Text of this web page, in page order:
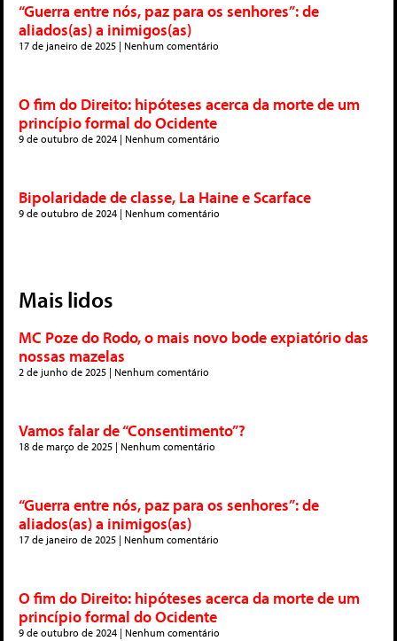
“Guerra entre nós, paz para os senhores”: de
aliados(as) a inimigos(as)
17 de janeiro de 2025 Nenhum comentário
O fim do Direito: hipóteses acerca da morte de um
princípio formal do Ocidente
9 de outubro de 2024 Nenhum comentário
Bipolaridade de classe, La Haine e Scarface
9 de outubro de 2024 Nenhum comentário
Mais lidos
MC Poze do Rodo, o mais novo bode expiatório das
nossas mazelas
2 de junho de 2025 Nenhum comentário
Vamos falar de “Consentimento”?
18 de março de 2025 Nenhum comentário
“Guerra entre nós, paz para os senhores”: de
aliados(as) a inimigos(as)
17 de janeiro de 2025 Nenhum comentário
O fim do Direito: hipóteses acerca da morte de um
princípio formal do Ocidente
9 de outubro de 2024 Nenhum comentário